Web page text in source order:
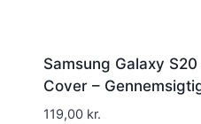
Samsung Galaxy
Cover –
119,00 kr.